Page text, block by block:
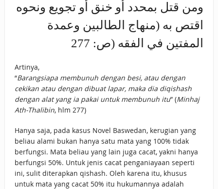
ومن قتل بمحدد أو خنق أو تجويع ونحوه
اقتص به (منهاج الطالبين وعمدة
المفتين في الفقه (ص: 277
Artinya,
“Barangsiapa membunuh dengan besi, atau dengan
cekikan atau dengan dibuat lapar, maka dia diqishash
dengan alat yang ia pakai untuk membunuh itu” (Minhaj
Ath-Thalibin, hlm 277)
Hanya saja, pada kasus Novel Baswedan, kerugian yang
beliau alami bukan hanya satu mata yang 100% tidak
berfungsi. Mata beliau yang lain juga cacat, yakni hanya
berfungsi 50%. Untuk jenis cacat penganiayaan seperti
ini, sulit diterapkan qishash. Oleh karena itu, khusus
untuk mata yang cacat 50% itu hukumannya adalah